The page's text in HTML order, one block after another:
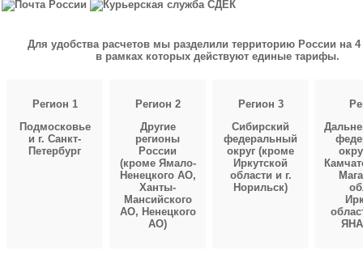
Для удобства расчетов мы разделили территорию России на 4
в рамках которых действуют единые тарифы.
Регион 1
Подмосковье
и г. Санкт-
Петербург
Регион 2
Другие
регионы
России
(кроме Ямало-
Ненецкого АО,
Ханты-
Мансийского
АО, Ненецкого
АО)
Регион 3
Сибирский
федеральный
округ (кроме
Иркутской
области и г.
Норильск)